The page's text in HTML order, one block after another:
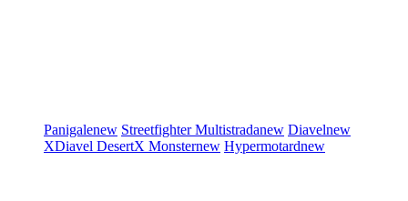
Panigalenew StreetfighterMultistradanew Diavelnew
XDiavel DesertX Monsternew Hypermotardnew